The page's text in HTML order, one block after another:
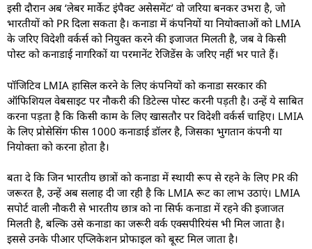
इसी दौरान अब ‘लेबर मार्केट इंपैक्ट असेसमेंट’ वो जरिया बनकर उभरा है, जो
भारतीयों को PR दिला सकता है। कनाडा में कंपनियों या नियोक्ताओं को LMIA
के जरिए विदेशी वर्कर्स को नियुक्त करने की इजाजत मिलती है, जब वे किसी
पोस्ट को कनाडाई नागरिकों या परमानेंट रेजिडेंस के जरिए नहीं भर पाते हैं।
पॉजिटिव LMIA हासिल करने के लिए कंपनियों को कनाडा सरकार की
ऑफिशियल वेबसाइट पर नौकरी की डिटेल्स पोस्ट करनी पड़ती है। उन्हें ये साबित
करना पड़ता है कि किसी काम के लिए खासतौर पर विदेशी वर्कर्स चाहिए। LMIA
के लिए प्रोसेसिंग फीस 1000 कनाडाई डॉलर है, जिसका भुगतान कंपनी या
नियोक्ता को करना होता है।
बता दे कि जिन भारतीय छात्रों को कनाडा में स्थायी रूप से रहने के लिए PR की
जरूरत है, उन्हें अब सलाह दी जा रही है कि LMIA रूट का लाभ उठाएं। LMIA
सपोर्ट वाली नौकरी से भारतीय छात्र को ना सिर्फ कनाडा में रहने की इजाजत
मिलती है, बल्कि उसे कनाडा का जरूरी वर्क एक्सपीरियंस भी मिल जाता है।
इससे उनके पीआर एप्लिकेशन प्रोफाइल को बूस्ट मिल जाता है।